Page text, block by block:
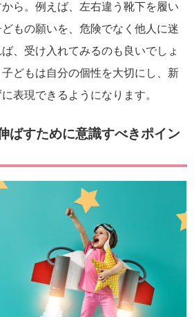
ら。例えば、左右違う靴下を履い
もの願いを、危険でなく他人に迷
、受け入れてみるのも良いでしょ
どもは自分の個性を大切にし、新
表現できるようになります。
ばすために意識すべきポイン